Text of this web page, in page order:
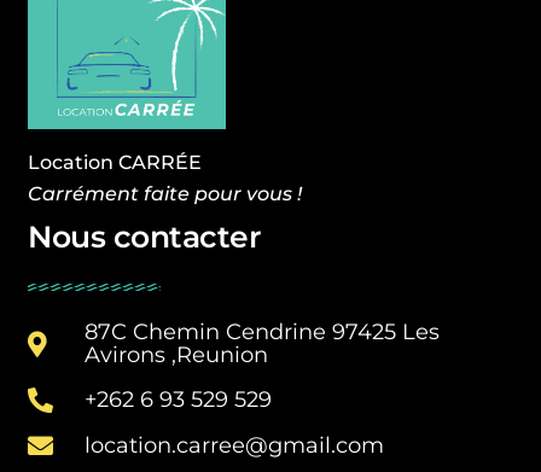
Location CARRÉE
Carrément faite pour vous !
Nous contacter
87C Chemin Cendrine 97425 Les
Avirons ,Reunion
+262 6 93 529 529
location.carree@gmail.com